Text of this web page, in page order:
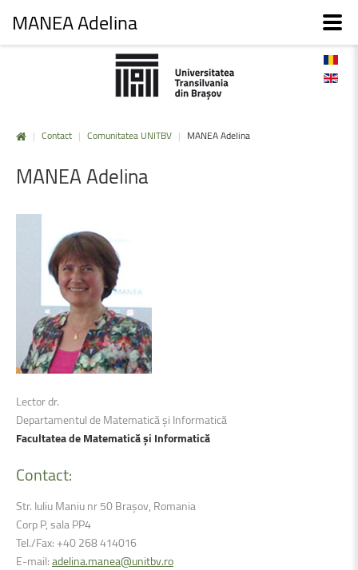
| Contact | Comunitatea UNITBV | MANEA Adelina
MANEAAdelina
Lector dr.
Departamentul de Matematică și Informatică
Facultatea de Matematică și Informatică
Contact:
Str. Iuliu Maniu nr 50 Brașov, Romania
Corp P, sala PP4
Tel./Fax: +40 268 414016
E-mail:adelina.manea@unitbv.ro
MANEA Adelina